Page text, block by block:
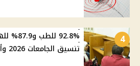
4
92.8%
تنسيق الجامعات 2026 وأماكن المرحلة الثانية